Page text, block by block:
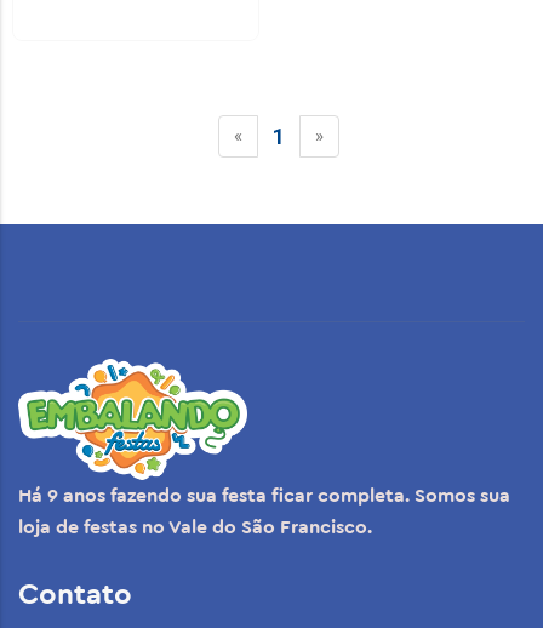
« 1 »
Há 9 anos fazendo sua festa ficar completa. Somos sua
loja de festas no Vale do São Francisco.
Contato